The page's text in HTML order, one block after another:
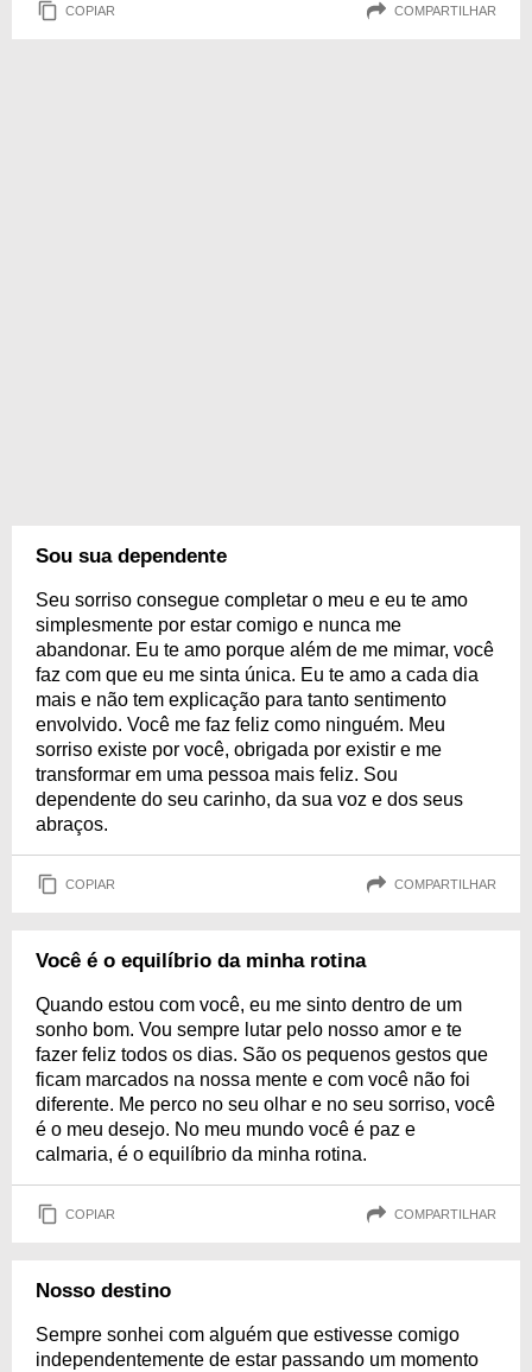
COPIAR COMPARTILHAR
Sou sua dependente
Seu sorriso consegue completar o meu e eu te amo
simplesmente por estar comigo e nunca me
abandonar. Eu te amo porque além de me mimar, você
faz com que eu me sinta única. Eu te amo a cada dia
mais e não tem explicação para tanto sentimento
envolvido. Você me faz feliz como ninguém. Meu
sorriso existe por você, obrigada por existir e me
transformar em uma pessoa mais feliz. Sou
dependente do seu carinho, da sua voz e dos seus
abraços.
COPIAR COMPARTILHAR
Você é o equilíbrio da minha rotina
Quando estou com você, eu me sinto dentro de um
sonho bom. Vou sempre lutar pelo nosso amor e te
fazer feliz todos os dias. São os pequenos gestos que
ficam marcados na nossa mente e com você não foi
diferente. Me perco no seu olhar e no seu sorriso, você
é o meu desejo. No meu mundo você é paz e
calmaria, é o equilíbrio da minha rotina.
COPIAR COMPARTILHAR
Nosso destino
Sempre sonhei com alguém que estivesse comigo
independentemente de estar passando um momento